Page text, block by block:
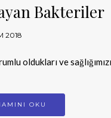
Bakteriler
2018
oldukları ve
OKU